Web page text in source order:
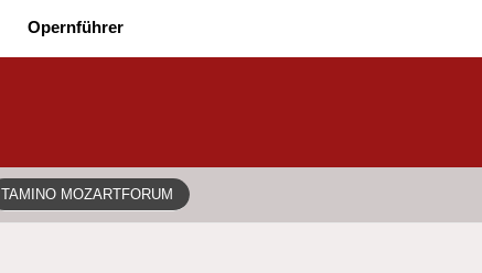
Opernführer
TAMINO MOZARTFORUM